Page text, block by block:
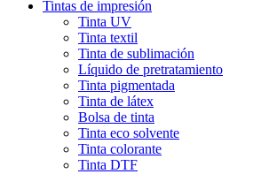
Tintas de impresión
Tinta UV
Tinta textil
Tinta de sublimación
Líquido de pretratamiento
Tinta pigmentada
Tinta de látex
Bolsa de tinta
Tinta eco solvente
Tinta colorante
Tinta DTF